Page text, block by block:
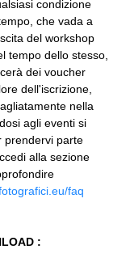
condizione
che vada a
del workshop
tempo dello stesso,
dei voucher
dell'iscrizione,
nella
agli eventi si
prendervi parte
alla sezione
faq
: